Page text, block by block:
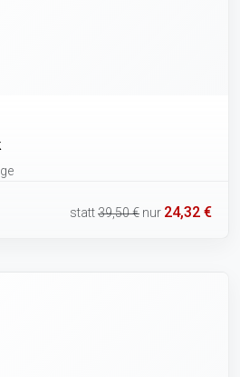
statt39,50 € nur 24,32 €